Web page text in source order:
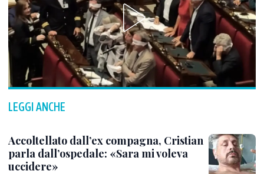
LEGGI ANCHE
Accoltellato dall’ex compagna, Cristian
parla dall’ospedale: «Sara mi voleva
uccidere»